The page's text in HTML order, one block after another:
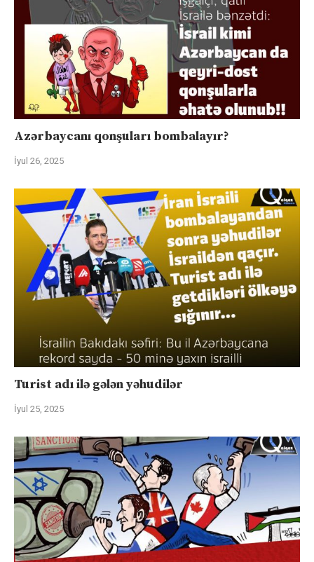
Azərbaycanı qonşuları bombalayır?
İyul 26, 2025
Turist adı ilə gələn yəhudilər
İyul 25, 2025